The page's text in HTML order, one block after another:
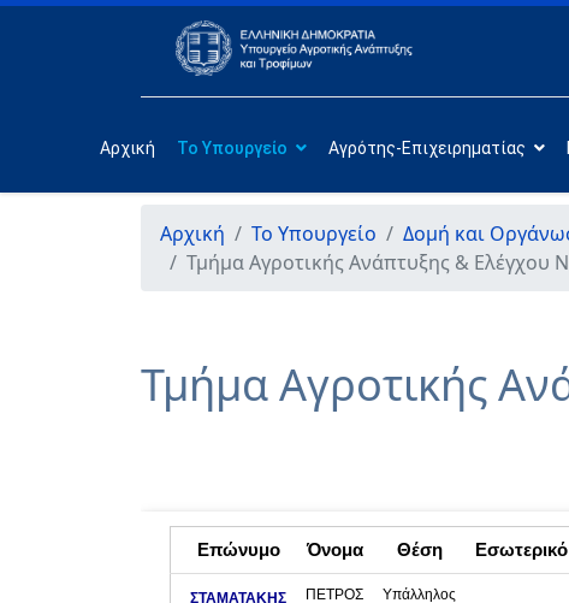
Αρχική Το Υπουργείο Αγρότης-Επιχειρηματίας
Αρχική Το Υπουργείο Δομή και
Τμήμα Αγροτικής Ανάπτυξης & Ελέγχου
Τμήμα Αγροτικής